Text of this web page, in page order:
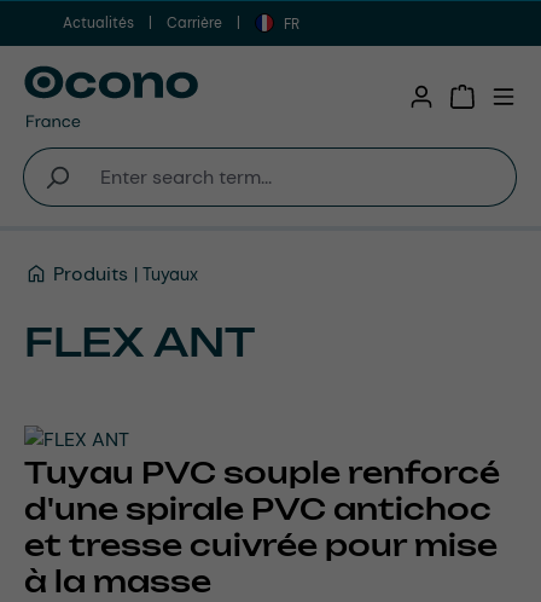
Aller au contenu principal
Actualités Carrière FR
Produits Tuyaux
FLEX ANT
Tuyau PVC souple renforcé
d'une spirale PVC antichoc
et tresse cuivrée pour mise
à la masse